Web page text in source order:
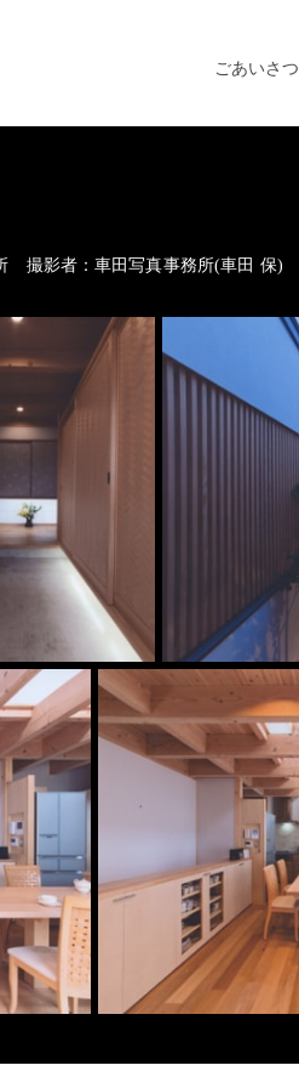
ごあいさつ
撮影者：車田写真事務所(車田 保)